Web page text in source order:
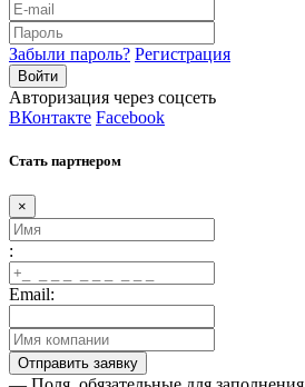
Забыли пароль? Регистрация
Авторизация через соцсеть
ВКонтакте Facebook
Стать партнером
×
:
Email: